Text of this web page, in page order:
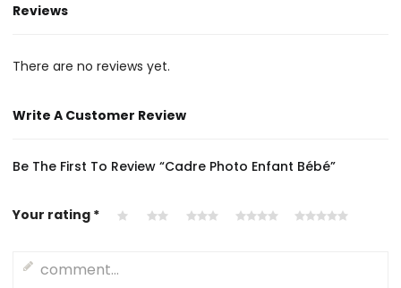
Reviews
There are no reviews yet.
Write A Customer Review
Be The First To Review “Cadre Photo Enfant Bébé”
Your rating *